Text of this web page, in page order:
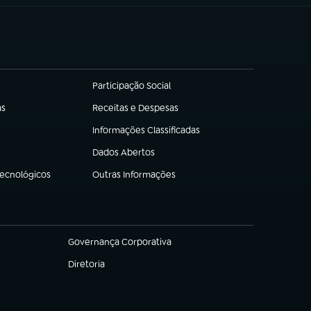
Participação Social
(abre em nova aba)
Receitas e Despesas
(abre em nova aba)
Informações Classificadas
(abre em nova aba)
Dados Abertos
(abre em nova aba)
Outras Informações
(abre em nova aba)
Governança Corporativa
(abre em nova aba)
Diretoria
(abre em nova aba)